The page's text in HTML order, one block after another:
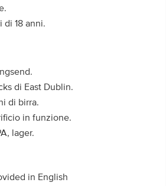
di 18 anni.
di East Dublin.
di birra.
in funzione.
lager.
in English